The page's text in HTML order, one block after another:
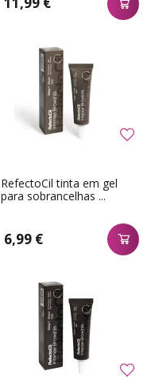
RefectoCil tinta em gel
para sobrancelhas ...
6,99 €